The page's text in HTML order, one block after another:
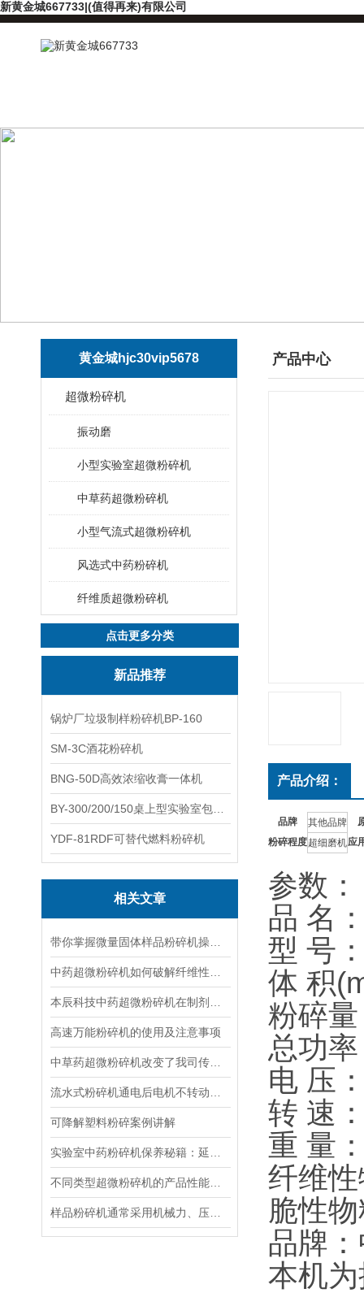
新黄金城667733|(值得再来)有限公司
黄金城hjc30vip5678
超微粉碎机
振动磨
小型实验室超微粉碎机
中草药超微粉碎机
小型气流式超微粉碎机
风选式中药粉碎机
纤维质超微粉碎机
点击更多分类
新品推荐
锅炉厂垃圾制样粉碎机BP-160
SM-3C酒花粉碎机
BNG-50D高效浓缩收膏一体机
YDF-81RDF可替代燃料粉碎机
相关文章
高速万能粉碎机的使用及注意事项
可降解塑料粉碎案例讲解
产品中心
产品介绍：
品牌 其他品牌
粉碎程度超细磨机应
参数：
品 名
型 号
体 积
粉碎
总功
电 压
转 速
重 量
纤维
脆性
品牌
本机